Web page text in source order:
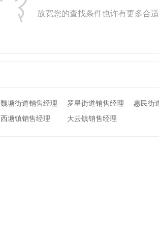
放宽您的查找条件也许有更多合
魏塘街道销售经理 罗星街道销售经理 惠民街
西塘镇销售经理 大云镇销售经理